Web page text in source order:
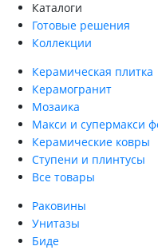
Каталоги
Готовые решения
Коллекции
Керамическая плитка
Керамогранит
Мозаика
Макси и супермакси
Керамические ковры
Ступени и плинтусы
Все товары
Раковины
Унитазы
Биде